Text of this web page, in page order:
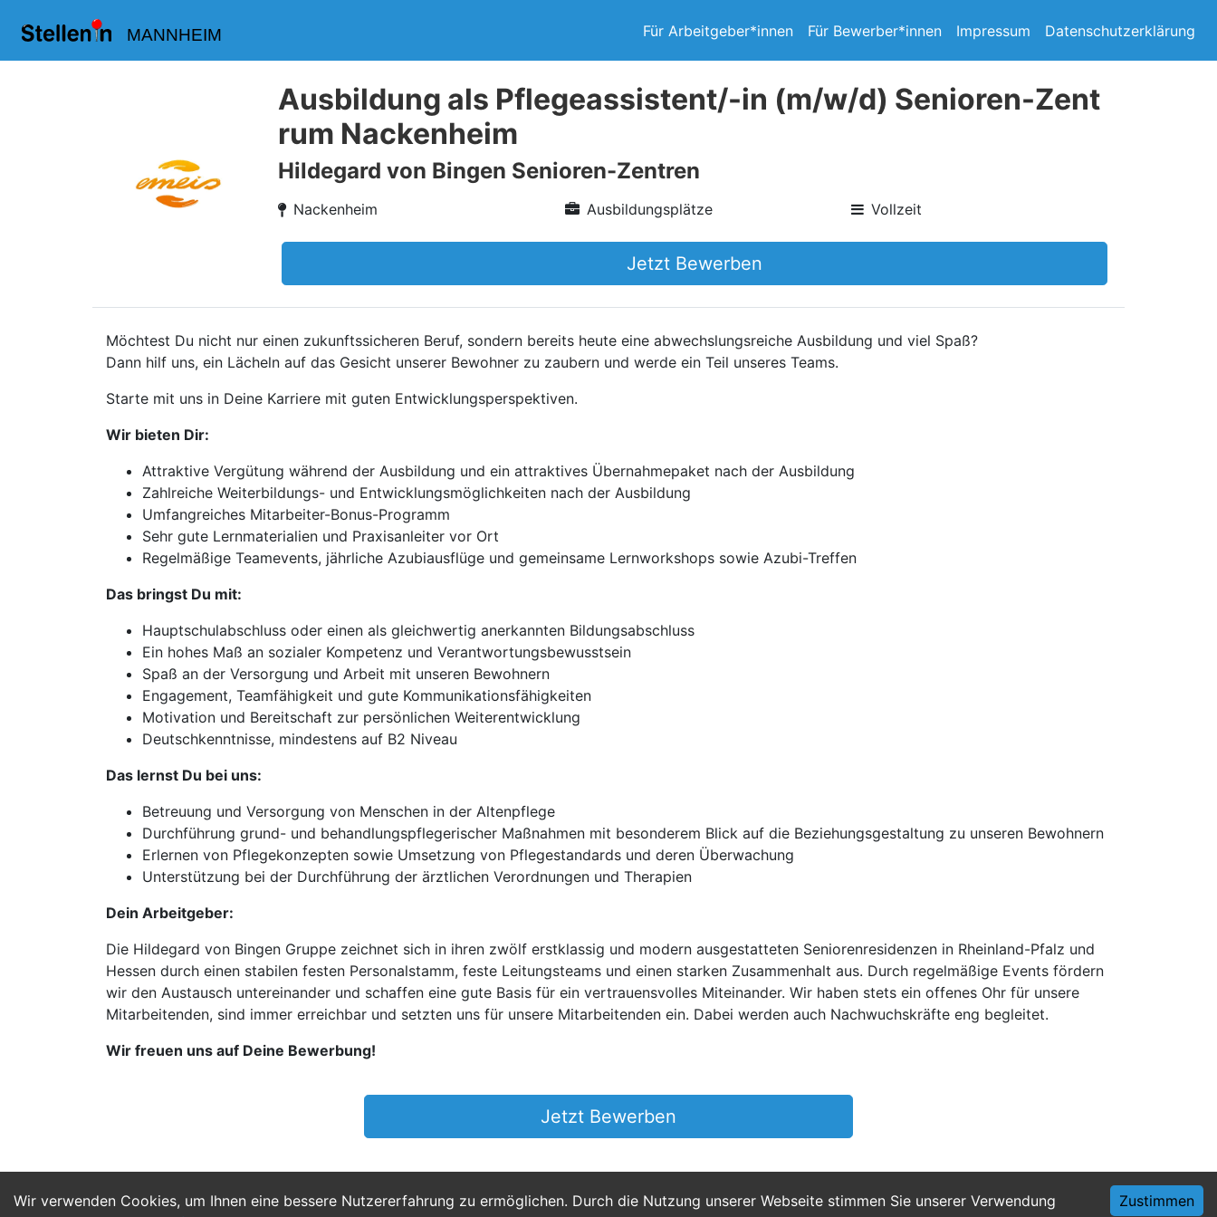
MANNHEIM Für Arbeitgeber*innen Für Bewerber*innen Impressum Datenschutzerklärung
Wir verwenden Cookies, um Ihnen eine bessere Nutzererfahrung zu ermöglichen. Durch die Nutzung unserer Webseite stimmen Sie unserer Verwendung
Zustimmen
Ausbildung als Pflegeassistent/-in (m/w/d) Senioren-Zent
rum Nackenheim
Hildegard von Bingen Senioren-Zentren
Nackenheim Ausbildungsplätze Vollzeit
Jetzt Bewerben
Möchtest Du nicht nur einen zukunftssicheren Beruf, sondern bereits heute eine abwechslungsreiche Ausbildung und viel Spaß?
Dann hilf uns, ein Lächeln auf das Gesicht unserer Bewohner zu zaubern und werde ein Teil unseres Teams.
Starte mit uns in Deine Karriere mit guten Entwicklungsperspektiven.
Wir bieten Dir:
Attraktive Vergütung während der Ausbildung und ein attraktives Übernahmepaket nach der Ausbildung
Zahlreiche Weiterbildungs- und Entwicklungsmöglichkeiten nach der Ausbildung
Umfangreiches Mitarbeiter-Bonus-Programm
Sehr gute Lernmaterialien und Praxisanleiter vor Ort
Regelmäßige Teamevents, jährliche Azubiausflüge und gemeinsame Lernworkshops sowie Azubi-Treffen
Das bringst Du mit:
Hauptschulabschluss oder einen als gleichwertig anerkannten Bildungsabschluss
Ein hohes Maß an sozialer Kompetenz und Verantwortungsbewusstsein
Spaß an der Versorgung und Arbeit mit unseren Bewohnern
Engagement, Teamfähigkeit und gute Kommunikationsfähigkeiten
Motivation und Bereitschaft zur persönlichen Weiterentwicklung
Deutschkenntnisse, mindestens auf B2 Niveau
Das lernst Du bei uns:
Betreuung und Versorgung von Menschen in der Altenpflege
Durchführung grund- und behandlungspflegerischer Maßnahmen mit besonderem Blick auf die Beziehungsgestaltung zu unseren Bewohnern
Erlernen von Pflegekonzepten sowie Umsetzung von Pflegestandards und deren Überwachung
Unterstützung bei der Durchführung der ärztlichen Verordnungen und Therapien
Dein Arbeitgeber:
Die Hildegard von Bingen Gruppe zeichnet sich in ihren zwölf erstklassig und modern ausgestatteten Seniorenresidenzen in Rheinland-Pfalz und
Hessen durch einen stabilen festen Personalstamm, feste Leitungsteams und einen starken Zusammenhalt aus. Durch regelmäßige Events fördern
wir den Austausch untereinander und schaffen eine gute Basis für ein vertrauensvolles Miteinander. Wir haben stets ein offenes Ohr für unsere
Mitarbeitenden, sind immer erreichbar und setzten uns für unsere Mitarbeitenden ein. Dabei werden auch Nachwuchskräfte eng begleitet.
Wir freuen uns auf Deine Bewerbung!
Jetzt Bewerben